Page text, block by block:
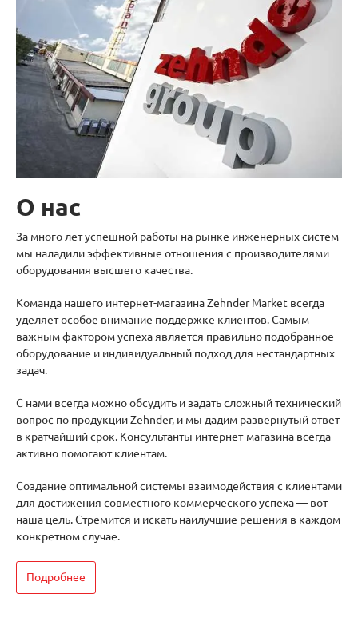
О нас
За много лет успешной работы на рынке инженерных систем
мы наладили эффективные отношения с производителями
оборудования высшего качества.
Команда нашего интернет-магазина Zehnder Market всегда
уделяет особое внимание поддержке клиентов. Самым
важным фактором успеха является правильно подобранное
оборудование и индивидуальный подход для нестандартных
задач.
С нами всегда можно обсудить и задать сложный технический
вопрос по продукции Zehnder, и мы дадим развернутый ответ
в кратчайший срок. Консультанты интернет-магазина всегда
активно помогают клиентам.
Создание оптимальной системы взаимодействия с клиентами
для достижения совместного коммерческого успеха — вот
наша цель. Стремится и искать наилучшие решения в каждом
конкретном случае.
Подробнее